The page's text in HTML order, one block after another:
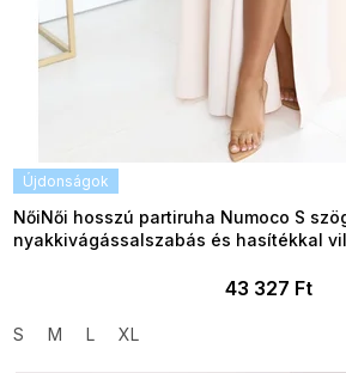
Újdonságok
NőiNői hosszú partiruha Numoco S
nyakkivágássalszabás és hasítékkal
43 327 Ft
S M L XL